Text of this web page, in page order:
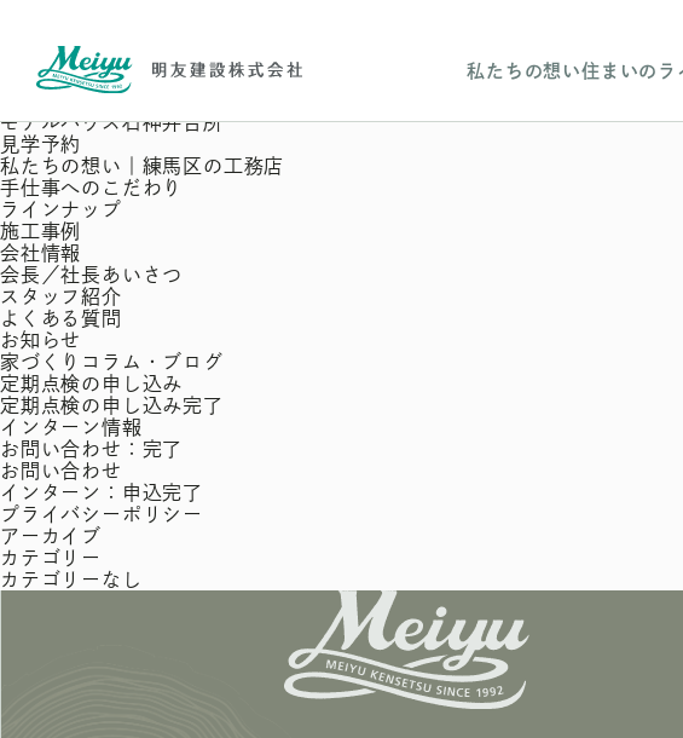
私たちの想い住まいのラ
ー
シ
ョ
ン
固定ページ
モデルハウス石神井台所
見学予約
私たちの想い｜練馬区の工務店
手仕事へのこだわり
ラインナップ
施工事例
会社情報
会長／社長あいさつ
スタッフ紹介
よくある質問
お知らせ
家づくりコラム・ブログ
定期点検の申し込み
定期点検の申し込み完了
インターン情報
お問い合わせ：完了
お問い合わせ
インターン：申込完了
プライバシーポリシー
アーカイブ
カテゴリー
カテゴリーなし